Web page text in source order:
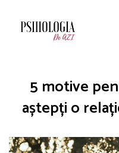
5 motive
aștepți o